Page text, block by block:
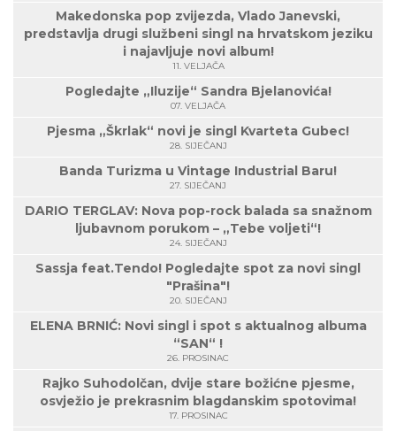
Makedonska pop zvijezda, Vlado Janevski,
predstavlja drugi službeni singl na hrvatskom jeziku
i najavljuje novi album!
11. VELJAČA
Pogledajte „Iluzije“ Sandra Bjelanovića!
07. VELJAČA
Pjesma „Škrlak“ novi je singl Kvarteta Gubec!
28. SIJEČANJ
Banda Turizma u Vintage Industrial Baru!
27. SIJEČANJ
DARIO TERGLAV: Nova pop-rock balada sa snažnom
ljubavnom porukom – „Tebe voljeti“!
24. SIJEČANJ
Sassja feat.Tendo! Pogledajte spot za novi singl
"Prašina"!
20. SIJEČANJ
ELENA BRNIĆ: Novi singl i spot s aktualnog albuma
“SAN“ !
26. PROSINAC
Rajko Suhodolčan, dvije stare božićne pjesme,
osvježio je prekrasnim blagdanskim spotovima!
17. PROSINAC